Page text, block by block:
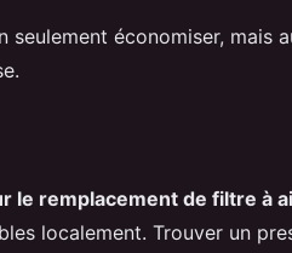
économiser, mais
le remplacement de filtre à
localement. Trouver un